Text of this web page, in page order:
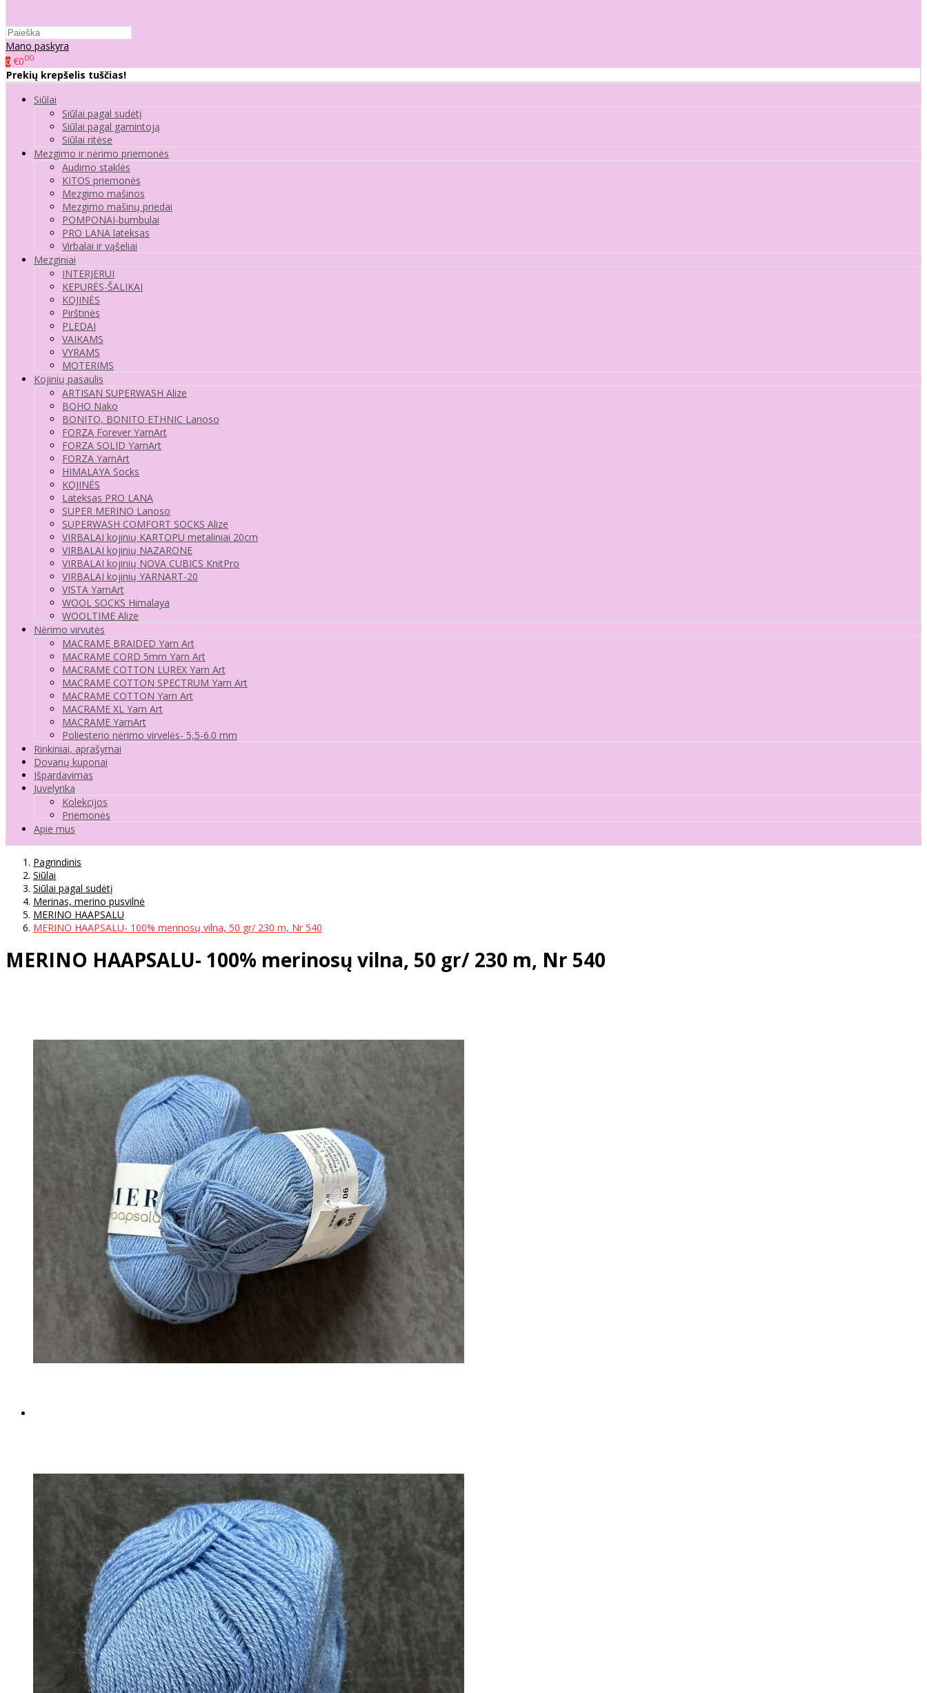
Mano paskyra
0 €000
Prekių krepšelis tuščias!
Siūlai
Siūlai pagal sudėtį
Siūlai pagal gamintoją
Siūlai ritėse
Mezgimo ir nėrimo priemonės
Audimo staklės
KITOS priemonės
Mezgimo mašinos
Mezgimo mašinų priedai
POMPONAI-bumbulai
PRO LANA lateksas
Virbalai ir vąšeliai
Mezginiai
INTERJERUI
KEPURĖS-ŠALIKAI
KOJINĖS
Pirštinės
PLEDAI
VAIKAMS
VYRAMS
MOTERIMS
Kojinių pasaulis
ARTISAN SUPERWASH Alize
BOHO Nako
BONITO, BONITO ETHNIC Lanoso
FORZA Forever YarnArt
FORZA SOLID YarnArt
FORZA YarnArt
HIMALAYA Socks
KOJINĖS
Lateksas PRO LANA
SUPER MERINO Lanoso
SUPERWASH COMFORT SOCKS Alize
VIRBALAI kojinių KARTOPU metaliniai 20cm
VIRBALAI kojinių NAZARONE
VIRBALAI kojinių NOVA CUBICS KnitPro
VIRBALAI kojinių YARNART-20
VISTA YarnArt
WOOL SOCKS Himalaya
WOOLTIME Alize
Nėrimo virvutės
MACRAME BRAIDED Yarn Art
MACRAME CORD 5mm Yarn Art
MACRAME COTTON LUREX Yarn Art
MACRAME COTTON SPECTRUM Yarn Art
MACRAME COTTON Yarn Art
MACRAME XL Yarn Art
MACRAME YarnArt
Poliesterio nėrimo virvelės- 5,5-6.0 mm
Rinkiniai, aprašymai
Dovanų kuponai
Išpardavimas
Juvelyrika
Kolekcijos
Priemonės
Apie mus
Pagrindinis
Siūlai
Siūlai pagal sudėtį
Merinas, merino pusvilnė
MERINO HAAPSALU
MERINO HAAPSALU- 100% merinosų vilna, 50 gr/ 230 m, Nr 540
MERINO HAAPSALU- 100% merinosų vilna, 50 gr/ 230 m, Nr 540